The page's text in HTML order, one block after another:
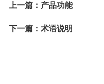
上一篇：产品功能
下一篇：术语说明